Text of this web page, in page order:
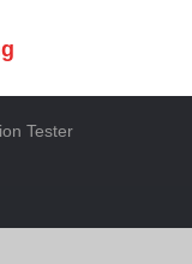
Tester